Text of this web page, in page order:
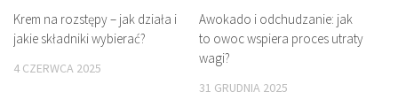
Krem na rozstępy – jak działa i
jakie składniki wybierać?
4 CZERWCA 2025
Awokado i odchudzanie: jak
to owoc wspiera proces utraty
wagi?
31 GRUDNIA 2025